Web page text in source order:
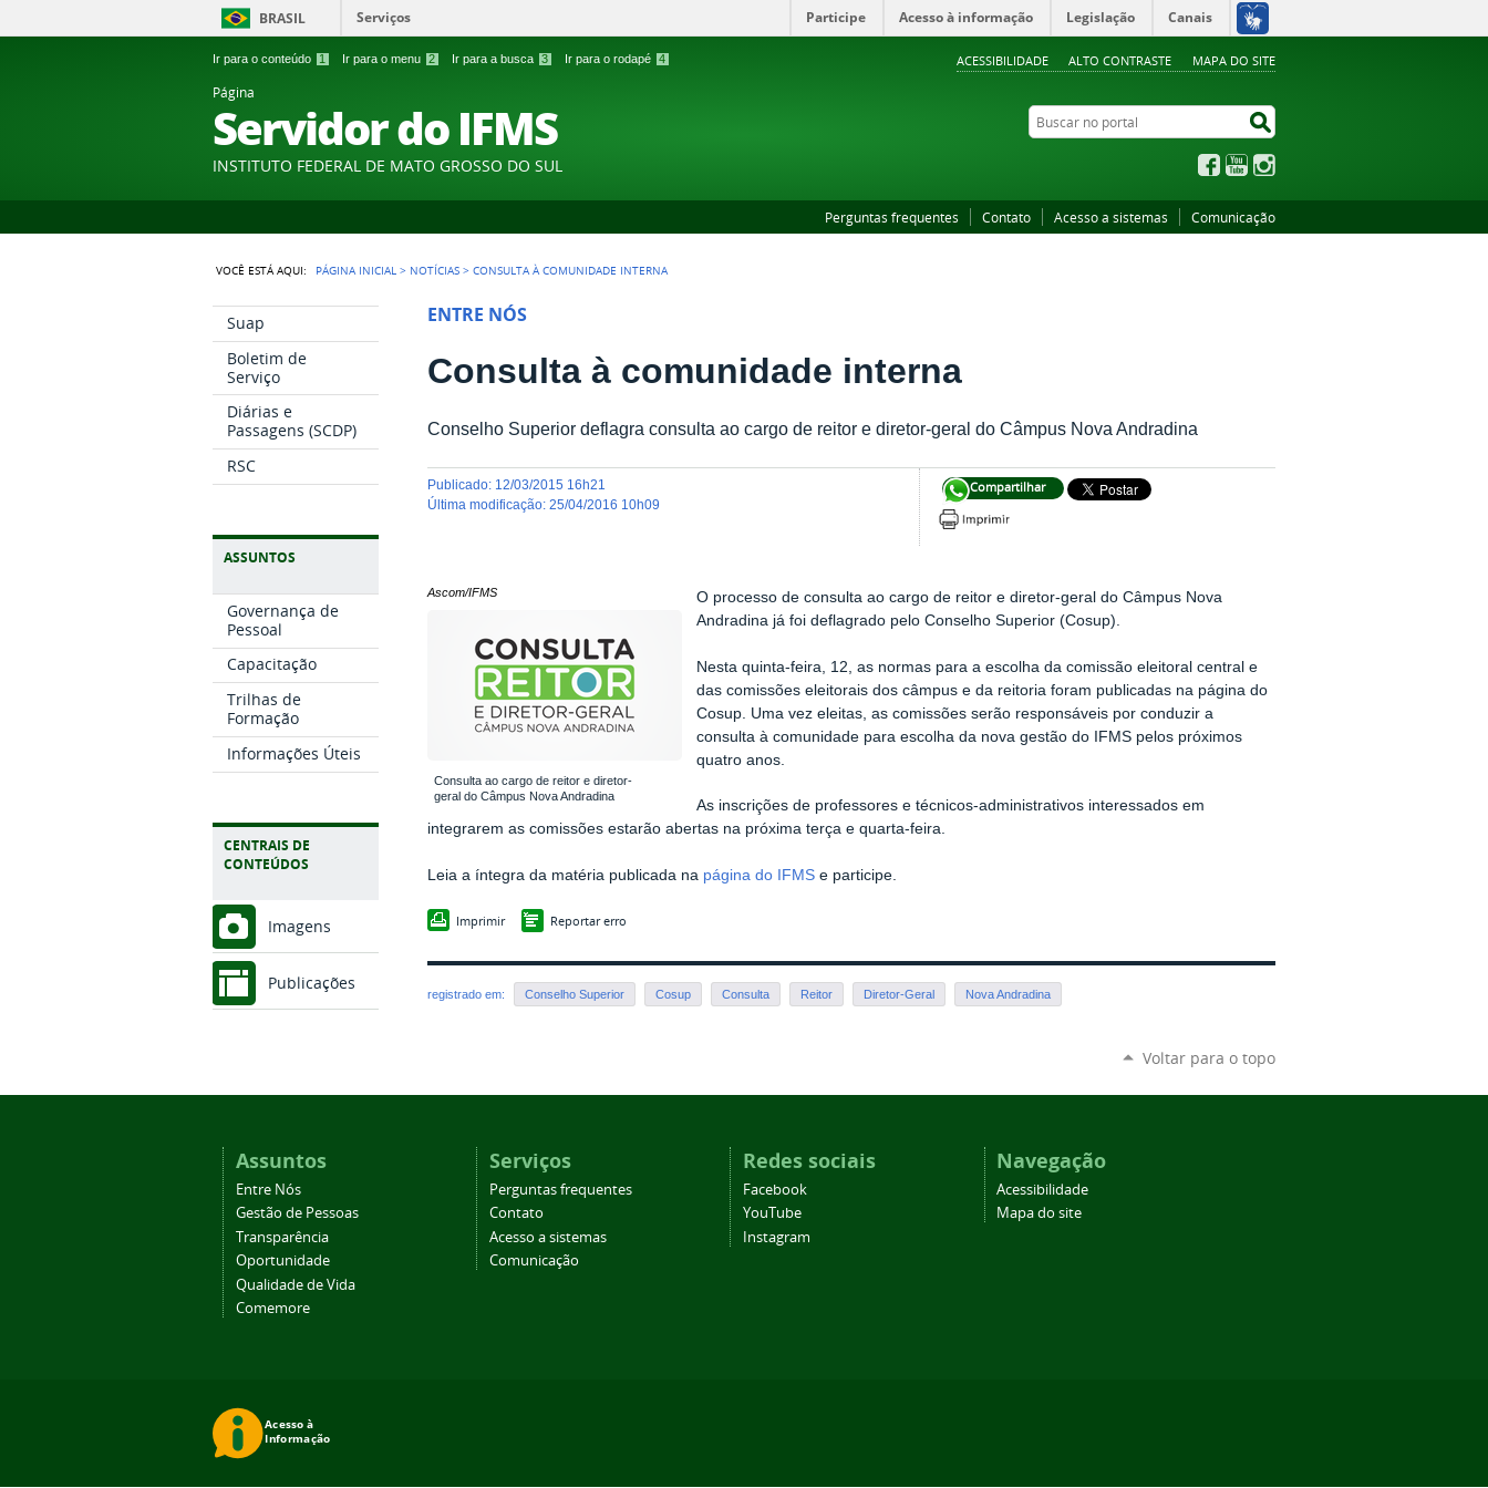
Ir para o conteúdo 1 Ir para o menu 2 Ir para a busca 3 Ir para o rodapé 4 ACESSIBILIDADE ALTO CONTRASTE MAPA DO SITE
BRASIL Serviços Participe Acesso à informação Legislação Canais
Página
Servidor do IFMS
INSTITUTO FEDERAL DE MATO GROSSO DO SUL
Buscar no portal
FacebookYouTube
Perguntas frequentes Contato Acesso a sistemas Comunicação
VOCÊ ESTÁ AQUI: PÁGINA INICIAL > NOTÍCIAS >CONSULTA À COMUNIDADE INTERNA
Suap
Boletim de
Serviço
Diárias e
Passagens (SCDP)
RSC
ASSUNTOS
Governança de
Pessoal
Capacitação
Trilhas de
Formação
Informações Úteis
CENTRAIS DE
CONTEÚDOS
Imagens
Publicações
ENTRE NÓS
Consulta à comunidade interna
Conselho Superior deflagra consulta ao cargo de reitor e diretor-geral do Câmpus Nova Andradina
Compartilhar
publicado: 12/03/2015 16h21
última modificação:25/04/2016 10h09
Ascom/IFMS
Consulta ao cargo de reitor e diretor-
geral do Câmpus Nova Andradina
O processo de consulta ao cargo de reitor e diretor-geral do Câmpus Nova
Andradina já foi deflagrado pelo Conselho Superior (Cosup).
Nesta quinta-feira, 12, as normas para a escolha da comissão eleitoral central e
das comissões eleitorais dos câmpus e da reitoria foram publicadas na página do
Cosup. Uma vez eleitas, as comissões serão responsáveis por conduzir a
consulta à comunidade para escolha da nova gestão do IFMS pelos próximos
quatro anos.
As inscrições de professores e técnicos-administrativos interessados em
integrarem as comissões estarão abertas na próxima terça e quarta-feira.
Leia a íntegra da matéria publicada na página do IFMS e participe.
Imprimir Reportar erro
registrado em: Conselho Superior Cosup Consulta Reitor Diretor-Geral Nova Andradina
Voltar para o topo
Assuntos
Entre Nós
Gestão de Pessoas
Transparência
Oportunidade
Qualidade de Vida
Comemore
Serviços
Perguntas frequentes
Contato
Acesso a sistemas
Comunicação
Redes sociais
Facebook
YouTube
Instagram
Navegação
Acessibilidade
Mapa do site